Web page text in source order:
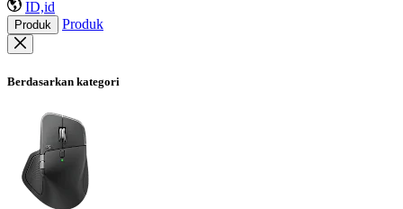
ID,id
Produk Produk
Berdasarkan kategori